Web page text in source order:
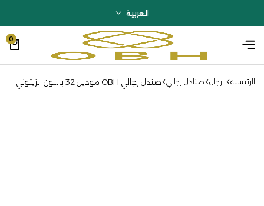
العربية
0
الرئيسية الرجال صنادل رجالي صندل رجالي OBH موديل 32 باللون الزيتوني